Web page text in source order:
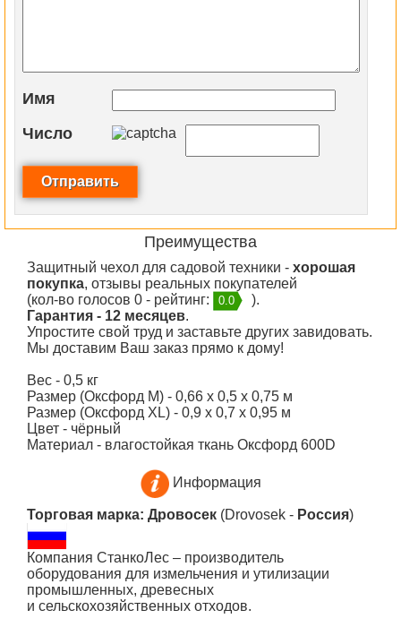
Имя
Число
Преимущества
Защитный чехол для садовой техники - хорошая
покупка, отзывы реальных покупателей
(кол-во голосов 0 - рейтинг:
0.0
).
Гарантия - 12 месяцев.
Упростите свой труд и заставьте других завидовать.
Мы доставим Ваш заказ прямо к дому!
Вес - 0,5 кг
Размер (Оксфорд M) - 0,66 х 0,5 х 0,75 м
Размер (Оксфорд XL) - 0,9 х 0,7 х 0,95 м
Цвет - чёрный
Материал - влагостойкая ткань Оксфорд 600D
Информация
Торговая марка: Дровосек (Drovosek - Россия)
Компания СтанкоЛес – производитель
оборудования для измельчения и утилизации
промышленных, древесных
и сельскохозяйственных отходов.